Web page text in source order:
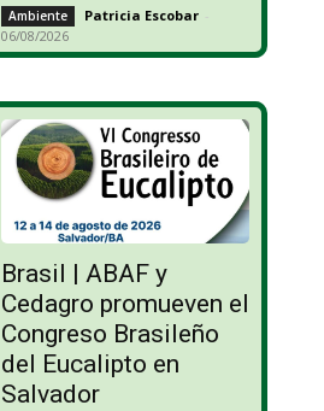
Ambiente Patricia Escobar -
06/08/2026
Brasil | ABAF y
Cedagro promueven el
Congreso Brasileño
del Eucalipto en
Salvador